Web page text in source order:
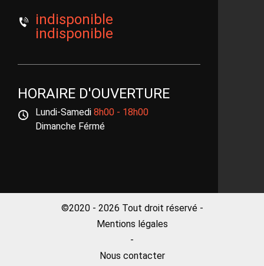
indisponible
indisponible
HORAIRE D'OUVERTURE
Lundi-Samedi 8h00 - 18h00
Dimanche Férmé
©2020 - 2026 Tout droit réservé -
Mentions légales
-
Nous contacter